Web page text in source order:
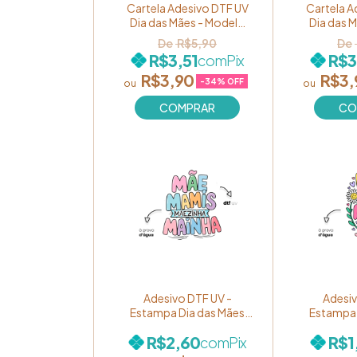
Cartela Adesivo DTF UV
Dia das Mães - Modelo
Palavra "Mãe" em
BRANCO Ref. MOM03
R$3,90 -34% OFF
R$5,90
R$3,51comPix
Cartela
Dia das
Palavra
Adesivo DTF UV -
Estampa Dia das Mães
Mainha!" Ref. 053
R$2,60comPix
Estampa